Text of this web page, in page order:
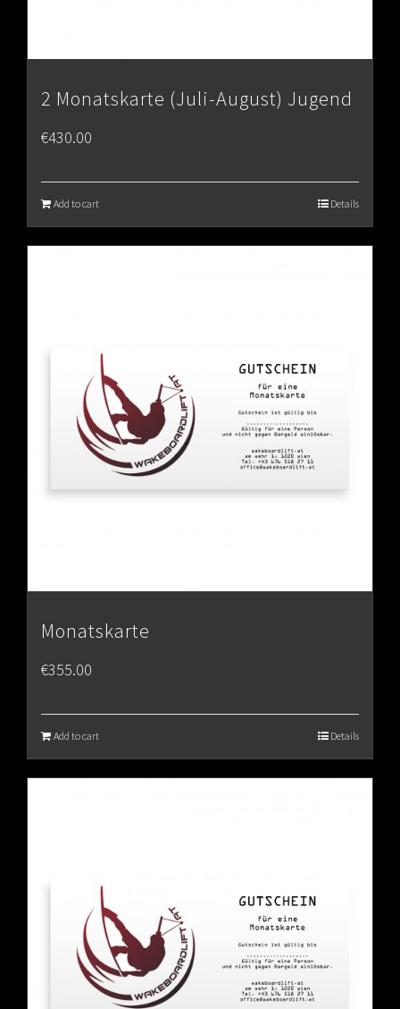
2 Monatskarte (Juli-August) Jugend
€430.00
Add to cart Details
Monatskarte
€355.00
Add to cart Details